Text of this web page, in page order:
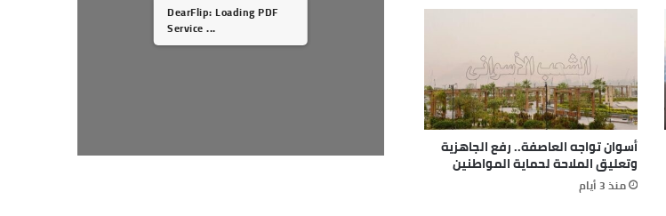
أسوان تواجه العاصفة.. رفع الجاهزية
وتعليق الملاحة لحماية المواطنين
منذ 3 أيام
DearFlip: Loading PDF
Service ...